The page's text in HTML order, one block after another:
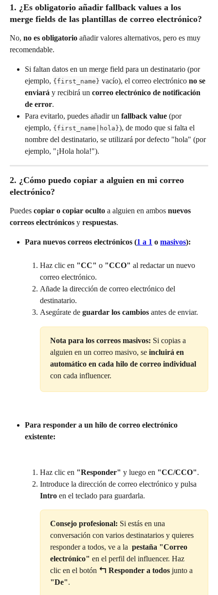
1. ¿Es obligatorio añadir fallback values a los
merge fields de las plantillas de correo electrónico?
No, no es obligatorio añadir valores alternativos, pero es muy
recomendable.
Si faltan datos en un merge field para un destinatario (por
ejemplo, {first_name} vacío), el correo electrónico no se
enviará y recibirá un correo electrónico de notificación
de error.
Para evitarlo, puedes añadir un fallback value (por
ejemplo, {first_name|hola}), de modo que si falta el
nombre del destinatario, se utilizará por defecto "hola" (por
ejemplo, "¡Hola hola!").
2. ¿Cómo puedo copiar a alguien en mi correo
electrónico?
Puedes copiar o copiar oculto a alguien en ambos nuevos
correos electrónicos y respuestas.
Para nuevos correos electrónicos (1 a 1 o masivos):
Haz clic en "CC" o "CCO" al redactar un nuevo
correo electrónico.
Añade la dirección de correo electrónico del
destinatario.
Asegúrate de guardar los cambios antes de enviar.
Nota para los correos masivos: Si copias a
alguien en un correo masivo, se incluirá en
automático en cada hilo de correo individual
con cada influencer.
Para responder a un hilo de correo electrónico
existente:
Haz clic en "Responder" y luego en "CC/CCO".
Introduce la dirección de correo electrónico y pulsa
Intro en el teclado para guardarla.
Consejo profesional: Si estás en una
conversación con varios destinatarios y quieres
responder a todos, ve a la pestaña "Correo
electrónico" en el perfil del influencer. Haz
clic en el botón ↰ Responder a todos junto a
"De".